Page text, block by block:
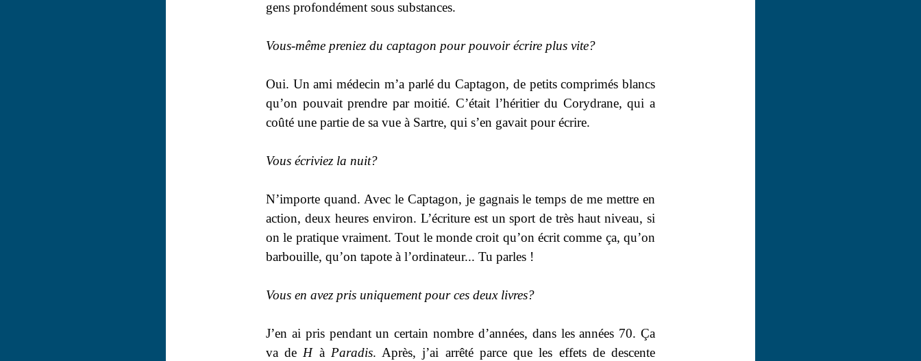
gens profondément sous substances.
Vous-même preniez du captagon pour pouvoir écrire plus vite?
Oui. Un ami médecin m’a parlé du Captagon, de petits comprimés blancs
qu’on pouvait prendre par moitié. C’était l’héritier du Corydrane, qui a
coûté une partie de sa vue à Sartre, qui s’en gavait pour écrire.
Vous écriviez la nuit?
N’importe quand. Avec le Captagon, je gagnais le temps de me mettre en
action, deux heures environ. L’écriture est un sport de très haut niveau, si
on le pratique vraiment. Tout le monde croit qu’on écrit comme ça, qu’on
barbouille, qu’on tapote à l’ordinateur... Tu parles !
Vous en avez pris uniquement pour ces deux livres?
J’en ai pris pendant un certain nombre d’années, dans les années 70. Ça
va deH à Paradis. Après, j’ai arrêté parce que les effets de descente